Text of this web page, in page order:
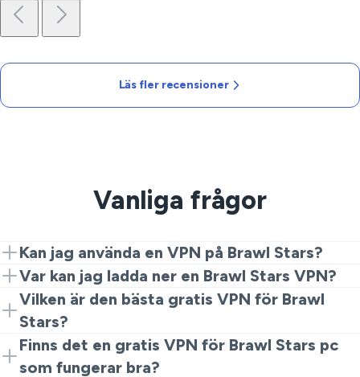
Läs fler recensioner
Vanliga frågor
Kan jag använda en VPN på Brawl Stars?
Ja. Installera VeePN, anslut till en närliggande server
och starta spelet. Det är allt du behöver för att få en
Var kan jag ladda ner en Brawl Stars VPN?
Hämta VeePN från vår webbplats eller appbutiker,
installera det, välj en plats och börja spela.
Vilken är den bästa gratis VPN för Brawl
Stars?
Gratis tjänster stryper ofta, lägger till begränsningar
eller spårar data. För pålitliga matcher är ett betalt
Finns det en gratis VPN för Brawl Stars pc
som fungerar bra?